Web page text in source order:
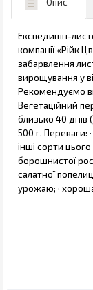
Експедишн-
компанії «Рійк
забарвлення
вирощування у
Рекомендуємо
Вегетаційний
близько 40 днів
500 г. Переваги:
інші сорти цього
борошнистої
салатної
урожаю; ·